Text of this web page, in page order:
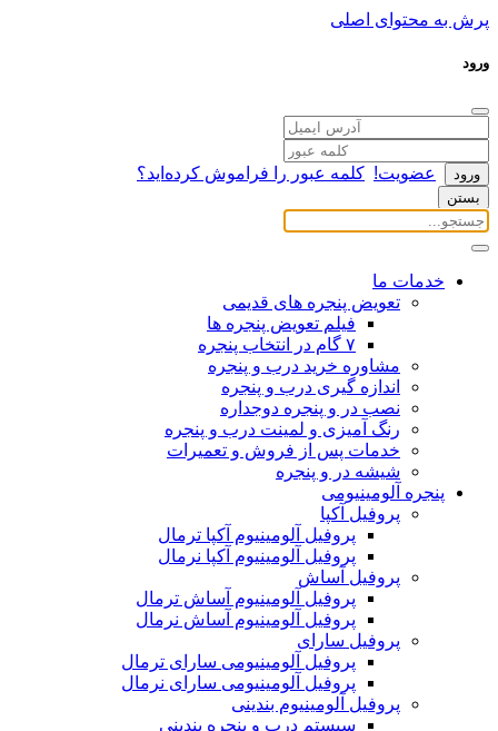
پرش به محتوای اصلی
ورود
عضویت! کلمه عبور را فراموش کرده‌اید؟
بستن
خدمات ما
تعویض پنجره های قدیمی
فیلم تعویض پنجره ها
۷ گام در انتخاب پنجره
مشاوره خرید درب و پنجره
اندازه گیری درب و پنجره
نصب در و پنجره دوجداره
رنگ آمیزی و لمینت درب و پنجره
خدمات پس از فروش و تعمیرات
شیشه در و پنجره
پنجره آلومینیومی
پروفیل آکپا
پروفیل آلومینیوم آکپا ترمال
پروفیل آلومینیوم آکپا نرمال
پروفیل آساش
پروفیل آلومینیوم آساش ترمال
پروفیل آلومینیوم آساش نرمال
پروفیل سارای
پروفیل آلومینیومی سارای ترمال
پروفیل آلومینیومی سارای نرمال
پروفیل آلومینیوم بندینی
سیستم درب و پنجره بندینی